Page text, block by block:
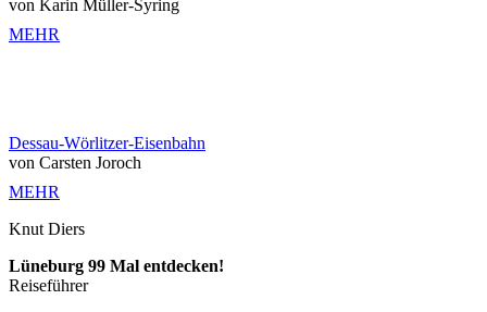
von Karin Müller-Syring
MEHR
Dessau-Wörlitzer-Eisenbahn
von Carsten Joroch
MEHR
Knut Diers
Lüneburg 99 Mal entdecken!
Reiseführer